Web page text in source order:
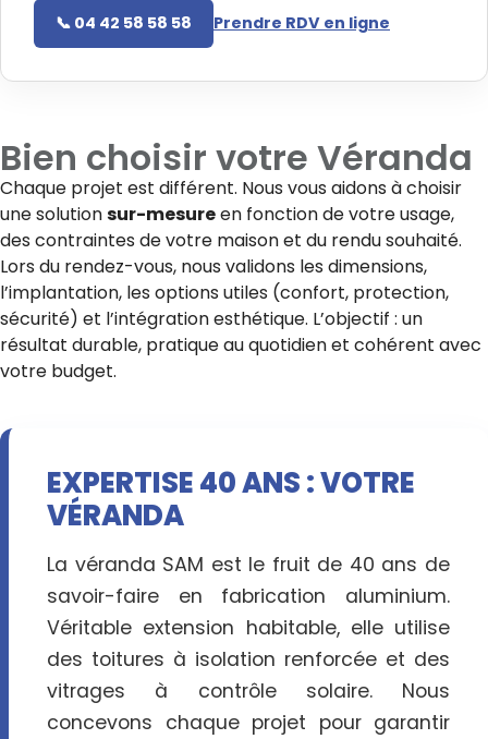
📞 04 42 58 58 58 Prendre RDV en ligne
Bien choisir votre Véranda
Chaque projet est différent. Nous vous aidons à choisir
une solutionsur-mesureen fonction de votre usage,
des contraintes de votre maison et du rendu souhaité.
Lors du rendez-vous, nous validons les dimensions,
l’implantation, les options utiles (confort, protection,
sécurité) et l’intégration esthétique. L’objectif : un
résultat durable, pratique au quotidien et cohérent avec
votre budget.
EXPERTISE 40 ANS : VOTRE
VÉRANDA
La véranda SAM est le fruit de 40 ans de
savoir-faire en fabrication aluminium.
Véritable extension habitable, elle utilise
des toitures à isolation renforcée et des
vitrages à contrôle solaire. Nous
concevons chaque projet pour garantir